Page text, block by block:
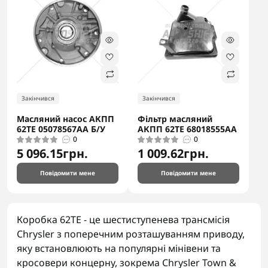
Закінчився
Масляний насос АКПП
62TE 05078567AA Б/У
0
5 096.15грн.
Повідомити мене
Закінчився
Фільтр масляний
АКПП 62TE 68018555AA
0
1 009.62грн.
Повідомити мене
Коробка 62TE - це шестиступенева трансмісія
Chrysler з поперечним розташуванням приводу,
яку встановлюють на популярні мінівени та
кросовери концерну, зокрема Chrysler Town &